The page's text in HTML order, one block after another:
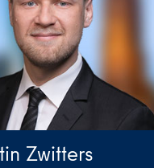
Zwitters